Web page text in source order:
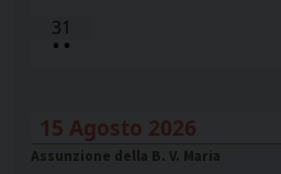
31
• •
15 Agosto 2026
Assunzione della B. V. Maria